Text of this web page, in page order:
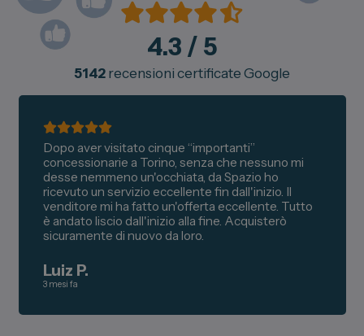
4.3 / 5
5142recensioni certificate Google
Dopo aver visitato cinque “importanti”
concessionarie a Torino, senza che nessuno mi
desse nemmeno un'occhiata, da Spazio ho
ricevuto un servizio eccellente fin dall'inizio. Il
venditore mi ha fatto un'offerta eccellente. Tutto
è andato liscio dall'inizio alla fine. Acquisterò
sicuramente di nuovo da loro.
Luiz P.
3 mesi fa